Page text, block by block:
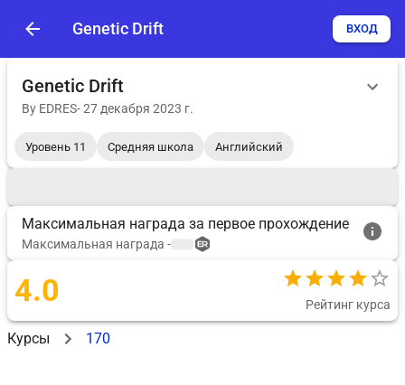
Genetic Drift ВХОД
Genetic Drift
By EDRES-27 декабря 2023 г.
Уровень 11 Средняя школа Английский
Максимальная награда за первое прохождение
Максимальная награда -
4.0 Рейтинг курса
Курсы 170